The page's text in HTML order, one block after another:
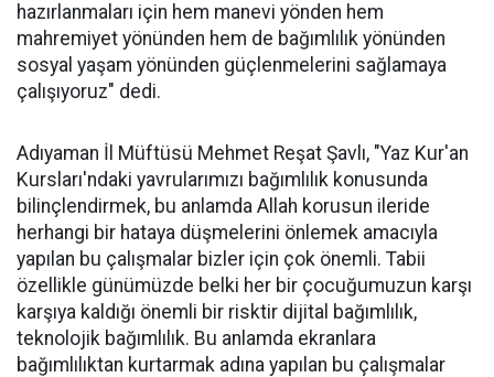
hazırlanmaları için hem manevi yönden hem
mahremiyet yönünden hem de bağımlılık yönünden
sosyal yaşam yönünden güçlenmelerini sağlamaya
çalışıyoruz" dedi.
Adıyaman İl Müftüsü Mehmet Reşat Şavlı, "Yaz Kur'an
Kursları'ndaki yavrularımızı bağımlılık konusunda
bilinçlendirmek, bu anlamda Allah korusun ileride
herhangi bir hataya düşmelerini önlemek amacıyla
yapılan bu çalışmalar bizler için çok önemli. Tabii
özellikle günümüzde belki her bir çocuğumuzun karşı
karşıya kaldığı önemli bir risktir dijital bağımlılık,
teknolojik bağımlılık. Bu anlamda ekranlara
bağımlılıktan kurtarmak adına yapılan bu çalışmalar